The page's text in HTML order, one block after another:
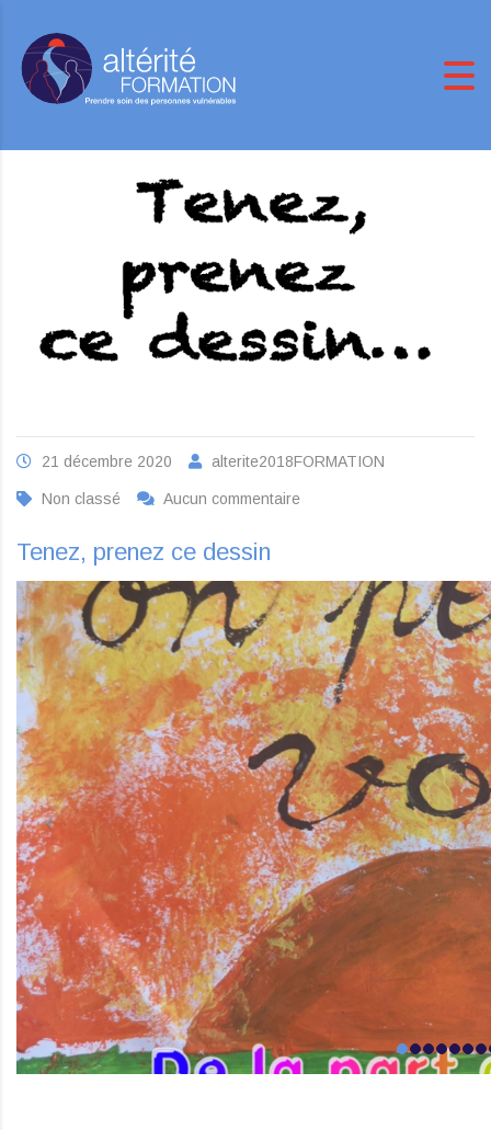
21 décembre 2020 alterite2018FORMATION
Non classé Aucun commentaire
Tenez, prenez ce dessin